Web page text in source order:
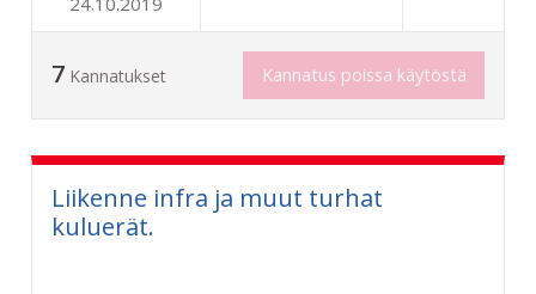
7 Kannatukset Kannatus poissa käytöstä
Liikenne infra ja muut turhat
kuluerät.